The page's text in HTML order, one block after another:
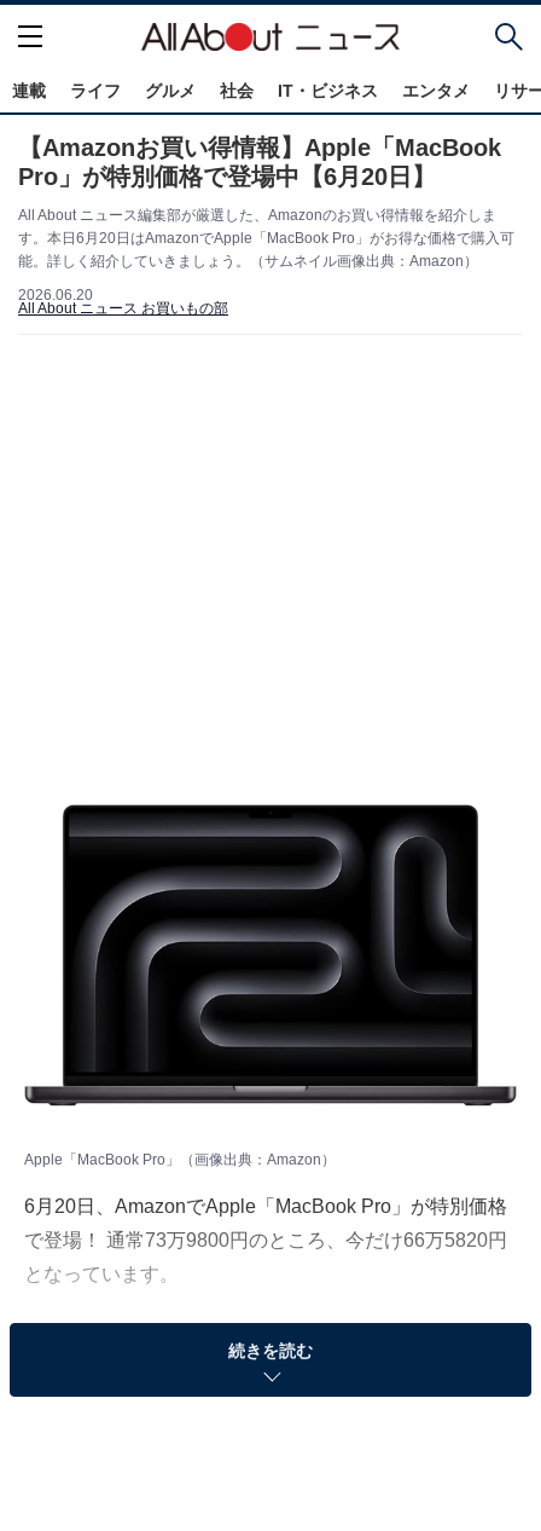
連載 ライフ グルメ 社会 IT・ビジネス エンタメ リサ
【Amazonお買い得情報】Apple「MacBook
Pro」が特別価格で登場中【6月20日】
All About ニュース編集部が厳選した、Amazonのお買い得情報を紹介しま
す。本日6月20日はAmazonでApple「MacBook Pro」がお得な価格で購入可
能。詳しく紹介していきましょう。（サムネイル画像出典：Amazon）
2026.06.20
All About ニュース お買いもの部
Apple「MacBook Pro」（画像出典：Amazon）
6月20日、 AmazonでApple「MacBook Pro」が特別価格
で登場！ 通常73万9800円のところ、今だけ66万5820円
となっています。
そのほかにも注目の商品がラインナップされているので,
あわせて紹介していきましょう。
続きを読む